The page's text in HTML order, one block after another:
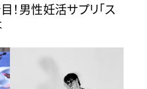
男性妊活サプリ「ス